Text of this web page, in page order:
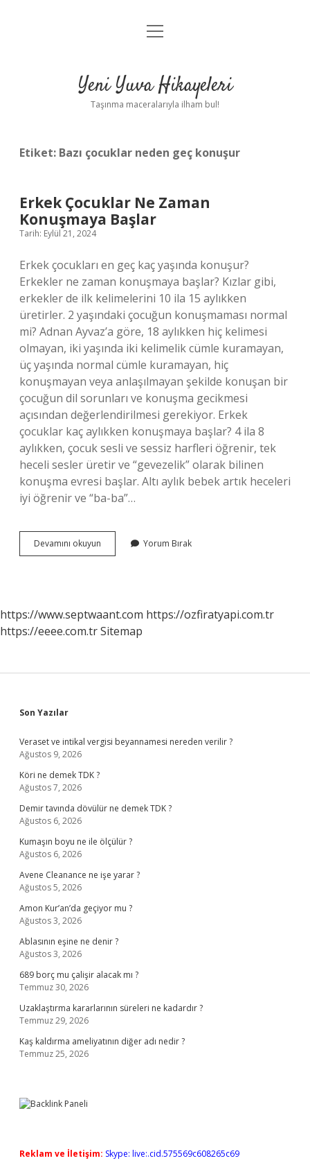
Anasayfa
Yasal Uyarı
menüyü
Yeni Yuva Hikayeleri
Taşınma maceralarıyla ilham bul!
Etiket: Bazı çocuklar neden geç konuşur
Erkek Çocuklar Ne Zaman
Konuşmaya Başlar
Tarih: Eylül 21, 2024
Erkek çocukları en geç kaç yaşında konuşur?
Erkekler ne zaman konuşmaya başlar? Kızlar gibi,
erkekler de ilk kelimelerini 10 ila 15 aylıkken
üretirler. 2 yaşındaki çocuğun konuşmaması normal
mi? Adnan Ayvaz’a göre, 18 aylıkken hiç kelimesi
olmayan, iki yaşında iki kelimelik cümle kuramayan,
üç yaşında normal cümle kuramayan, hiç
konuşmayan veya anlaşılmayan şekilde konuşan bir
çocuğun dil sorunları ve konuşma gecikmesi
açısından değerlendirilmesi gerekiyor. Erkek
çocuklar kaç aylıkken konuşmaya başlar? 4 ila 8
aylıkken, çocuk sesli ve sessiz harfleri öğrenir, tek
heceli sesler üretir ve “gevezelik” olarak bilinen
konuşma evresi başlar. Altı aylık bebek artık heceleri
iyi öğrenir ve “ba-ba”…
Devamını okuyun
Çocuklar
Yorum Bırak
https://www.septwaant.com https://ozfiratyapi.com.tr
https://eeee.com.trSitemap
Sidebar
Son Yazılar
Veraset ve intikal vergisi beyannamesi nereden verilir ?
Ağustos 9, 2026
Köri ne demek TDK ?
Ağustos 7, 2026
Demir tavında dövülür ne demek TDK ?
Ağustos 6, 2026
Kumaşın boyu ne ile ölçülür ?
Ağustos 6, 2026
Avene Cleanance ne işe yarar ?
Ağustos 5, 2026
Amon Kur’an’da geçiyor mu ?
Ağustos 3, 2026
Ablasının eşine ne denir ?
Ağustos 3, 2026
689 borç mu çalişir alacak mı ?
Temmuz 30, 2026
Uzaklaştırma kararlarının süreleri ne kadardır ?
Temmuz 29, 2026
Kaş kaldırma ameliyatının diğer adı nedir ?
Temmuz 25, 2026
Reklam ve İletişim: Skype: live:.cid.575569c608265c69